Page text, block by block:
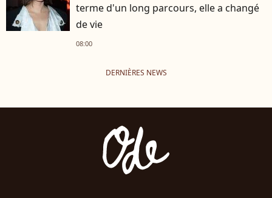
terme d'un long parcours, elle a changé
de vie
08:00
DERNIÈRES NEWS